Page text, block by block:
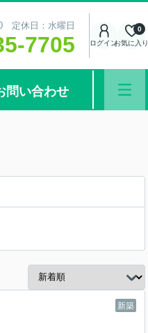
定休日：水曜日
7705 ログインお気に入り
0
問い合わせ
新築